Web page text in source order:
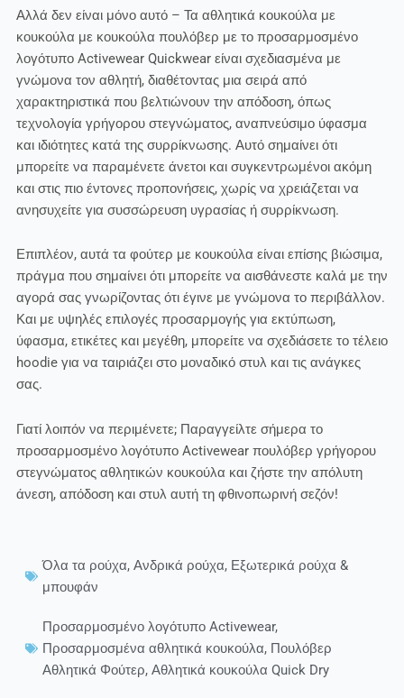
Αλλά δεν είναι μόνο αυτό – Τα αθλητικά κουκούλα με
κουκούλα με κουκούλα πουλόβερ με το προσαρμοσμένο
λογότυπο Activewear Quickwear είναι σχεδιασμένα με
γνώμονα τον αθλητή, διαθέτοντας μια σειρά από
χαρακτηριστικά που βελτιώνουν την απόδοση, όπως
τεχνολογία γρήγορου στεγνώματος, αναπνεύσιμο ύφασμα
και ιδιότητες κατά της συρρίκνωσης. Αυτό σημαίνει ότι
μπορείτε να παραμένετε άνετοι και συγκεντρωμένοι ακόμη
και στις πιο έντονες προπονήσεις, χωρίς να χρειάζεται να
ανησυχείτε για συσσώρευση υγρασίας ή συρρίκνωση.
Επιπλέον, αυτά τα φούτερ με κουκούλα είναι επίσης βιώσιμα,
πράγμα που σημαίνει ότι μπορείτε να αισθάνεστε καλά με την
αγορά σας γνωρίζοντας ότι έγινε με γνώμονα το περιβάλλον.
Και με υψηλές επιλογές προσαρμογής για εκτύπωση,
ύφασμα, ετικέτες και μεγέθη, μπορείτε να σχεδιάσετε το τέλειο
hoodie για να ταιριάζει στο μοναδικό στυλ και τις ανάγκες
σας.
Γιατί λοιπόν να περιμένετε; Παραγγείλτε σήμερα το
προσαρμοσμένο λογότυπο Activewear πουλόβερ γρήγορου
στεγνώματος αθλητικών κουκούλα και ζήστε την απόλυτη
άνεση, απόδοση και στυλ αυτή τη φθινοπωρινή σεζόν!
Όλα τα ρούχα, Ανδρικά ρούχα, Εξωτερικά ρούχα &
μπουφάν
Προσαρμοσμένο λογότυπο Activewear,
Προσαρμοσμένα αθλητικά κουκούλα, Πουλόβερ
Αθλητικά Φούτερ, Αθλητικά κουκούλα Quick Dry